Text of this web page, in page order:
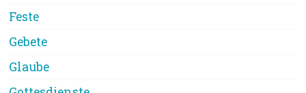
Feste
Gebete
Glaube